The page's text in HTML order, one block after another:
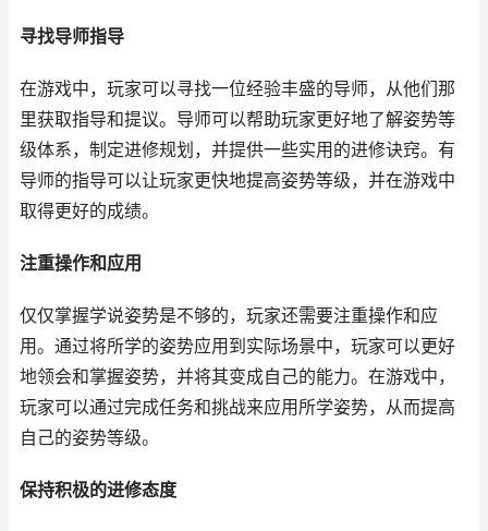
寻找导师指导
在游戏中，玩家可以寻找一位经验丰盛的导师，从他们那
里获取指导和提议。导师可以帮助玩家更好地了解姿势等
级体系，制定进修规划，并提供一些实用的进修诀窍。有
导师的指导可以让玩家更快地提高姿势等级，并在游戏中
取得更好的成绩。
注重操作和应用
仅仅掌握学说姿势是不够的，玩家还需要注重操作和应
用。通过将所学的姿势应用到实际场景中，玩家可以更好
地领会和掌握姿势，并将其变成自己的能力。在游戏中，
玩家可以通过完成任务和挑战来应用所学姿势，从而提高
自己的姿势等级。
保持积极的进修态度